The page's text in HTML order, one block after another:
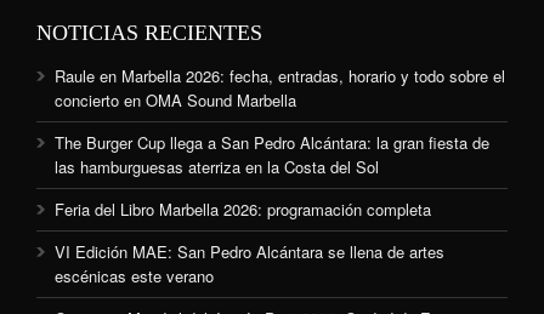
NOTICIAS RECIENTES
Raule en Marbella 2026: fecha, entradas, horario y todo sobre el
concierto en OMA Sound Marbella
The Burger Cup llega a San Pedro Alcántara: la gran fiesta de
las hamburguesas aterriza en la Costa del Sol
Feria del Libro Marbella 2026: programación completa
VI Edición MAE: San Pedro Alcántara se llena de artes
escénicas este verano